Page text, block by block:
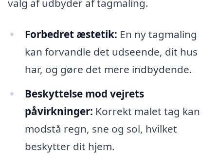
valg af udbyder af tagmaling.
Forbedret æstetik: En ny tagmaling
kan forvandle det udseende, dit hus
har, og gøre det mere indbydende.
Beskyttelse mod vejrets
påvirkninger: Korrekt malet tag kan
modstå regn, sne og sol, hvilket
beskytter dit hjem.